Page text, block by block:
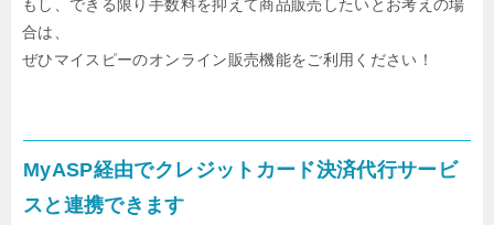
もし、できる限り手数料を抑えて商品販売したいとお考えの場
合は、
ぜひマイスピーのオンライン販売機能をご利用ください！
MyASP経由でクレジットカード決済代行サービ
スと連携できます